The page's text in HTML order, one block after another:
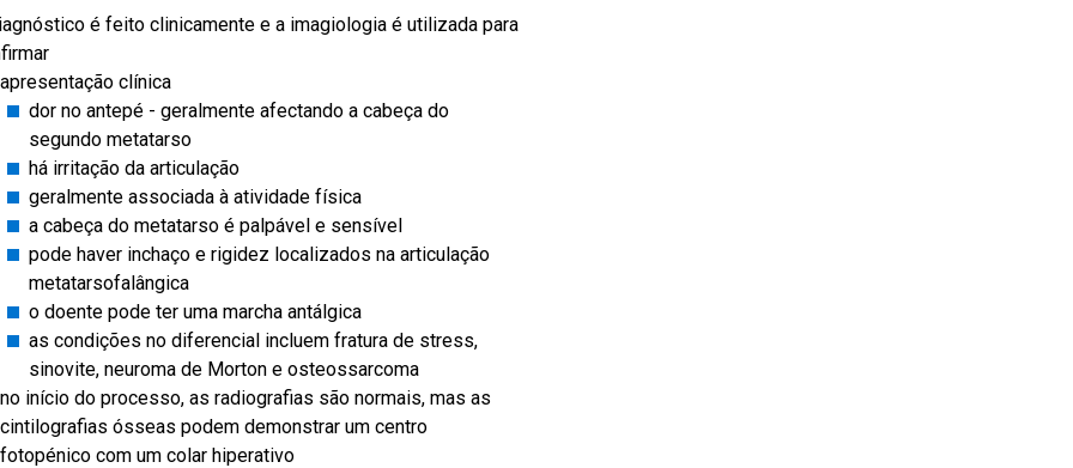
é feito clinicamente e a imagiologia é utilizada para
apresentação clínica
dor no antepé - geralmente afectando a cabeça do
segundo metatarso
há irritação da articulação
geralmente associada à atividade física
a cabeça do metatarso é palpável e sensível
pode haver inchaço e rigidez localizados na articulação
metatarsofalângica
o doente pode ter uma marcha antálgica
as condições no diferencial incluem fratura de stress,
sinovite, neuroma de Morton e osteossarcoma
no início do processo, as radiografias são normais, mas as
cintilografias ósseas podem demonstrar um centro
fotopénico com um colar hiperativo